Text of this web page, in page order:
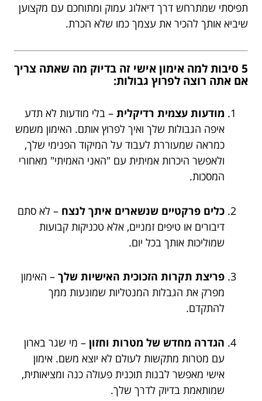
תפיסתי שמתרחש דרך דיאלוג עמוק ומתוחכם עם מקצוען
שיביא אותך להכיר את עצמך כמו שלא הכרת.
5 סיבות למה אימון אישי זה בדיוק מה שאתה צריך
אם אתה רוצה לפרוץ גבולות:
מודעות עצמית רדיקלית – בלי מודעות לא תדע
איפה הגבולות שלך ואיך לפרוץ אותם. האימון משמש
כמראה שמעוררת לעבוד על המיקוד הפנימי שלך,
ולאפשר היכרות אמיתית עם "האני האמיתי" מאחורי
המסכות.
כלים פרקטיים שנשארים איתך לנצח – לא סתם
דיבורים או טיפים זמניים, אלא טכניקות קבועות
שמוליכות אותך בכל יום.
פריצת תקרות הזכוכית האישיות שלך – האימון
מפרק את הגבלות המנטליות שמונעות ממך
להתקדם.
הגדרה מחדש של מטרות וחזון – מי שגר בארון
עם מטרות מתקשות לעולם לא יוצא משם. אימון
אישי מאפשר לבנות תוכנית פעולה כנה ומציאותית,
שמותאמת בדיוק לדרך שלך.